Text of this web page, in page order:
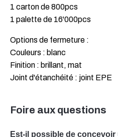
1 carton de 800pcs
1 palette de 16'000pcs
Options de fermeture :
Couleurs : blanc
Finition : brillant, mat
Joint d'étanchéité : joint EPE
Foire aux questions
Est-il possible de concevoir